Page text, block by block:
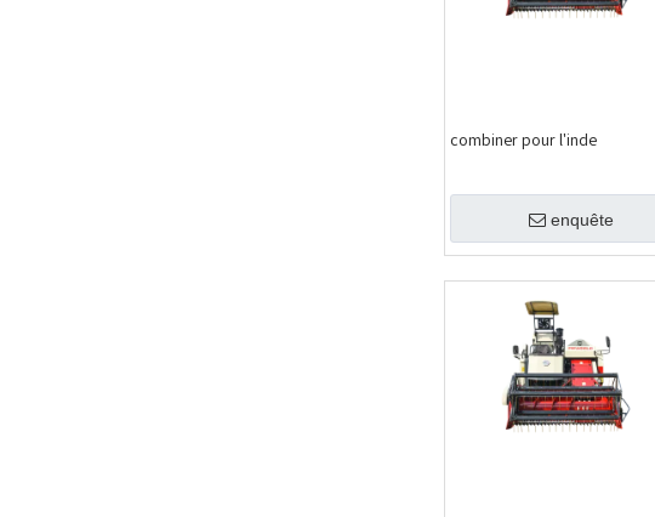
combiner pour l'inde
enquête